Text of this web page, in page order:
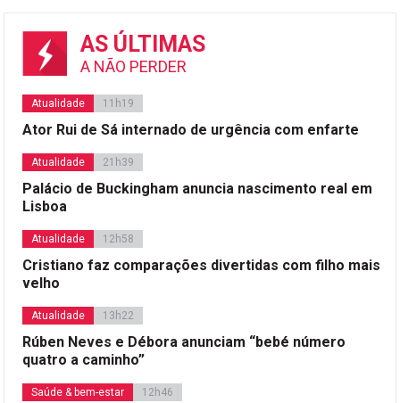
AS ÚLTIMAS
A NÃO PERDER
Atualidade 11h19
Ator Rui de Sá internado de urgência com enfarte
Atualidade 21h39
Palácio de Buckingham anuncia nascimento real em
Lisboa
Atualidade 12h58
Cristiano faz comparações divertidas com filho mais
velho
Atualidade 13h22
Rúben Neves e Débora anunciam “bebé número
quatro a caminho”
Saúde & bem-estar 12h46